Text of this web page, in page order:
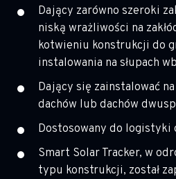
Dający zarówno szeroki
niską wrażliwości na
kotwieniu konstrukcji do
instalowania na słupach
Dający się zainstalować
dachów lub dachów
Dostosowany do logistyki
Smart Solar Tracker, w
typu konstrukcji, został